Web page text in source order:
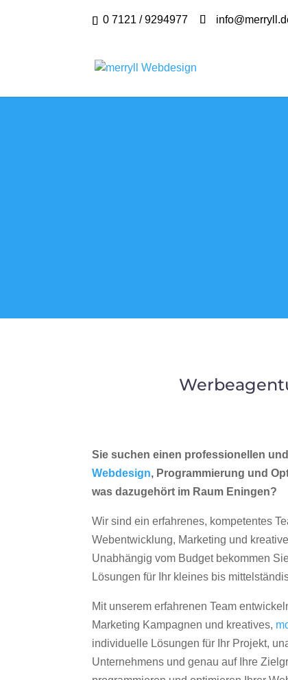
0 7121 / 9294977
Sie suchen einen professionellen
Webdesign, Programmierung und
was dazugehört im Raum Eningen?
Wir sind ein erfahrenes, kompetentes
Webentwicklung, Marketing und
Unabhängig vom Budget bekommen
Lösungen für Ihr kleines bis
Mit unserem erfahrenen Team
Marketing Kampagnen und kreatives,
individuelle Lösungen für Ihr Projekt,
Unternehmens und genau auf Ihre